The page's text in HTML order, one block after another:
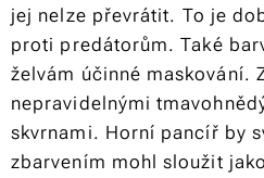
jej nelze převrátit. To je
proti predátorům. Také
želvám účinné maskování.
nepravidelnými
skvrnami. Horní pancíř by
zbarvením mohl sloužit